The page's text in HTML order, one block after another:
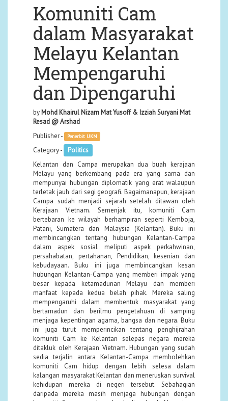
Komuniti Cam
dalam Masyarakat
Melayu Kelantan
Mempengaruhi
dan Dipengaruhi
by Mohd Khairul Nizam Mat Yusoff & Izziah Suryani Mat
Resad @ Arshad
Publisher -
Penerbit UKM
Category -
Politics
Kelantan dan Campa merupakan dua buah kerajaan
Melayu yang berkembang pada era yang sama dan
mempunyai hubungan diplomatik yang erat walaupun
terletak jauh dari segi geografi. Bagaimanapun, kerajaan
Campa sudah menjadi sejarah setelah ditawan oleh
Kerajaan Vietnam. Semenjak itu, komuniti Cam
bertebaran ke wilayah berhampiran seperti Kemboja,
Patani, Sumatera dan Malaysia (Kelantan). Buku ini
membincangkan tentang hubungan Kelantan-Campa
dalam aspek sosial meliputi aspek perkahwinan,
persahabatan, pertahanan, Pendidikan, kesenian dan
kebudayaan. Buku ini juga membincangkan kesan
hubungan Kelantan-Campa yang memberi impak yang
besar kepada ketamadunan Melayu dan memberi
manfaat kepada kedua belah pihak. Mereka saling
mempengaruhi dalam membentuk masyarakat yang
bertamadun dan berilmu pengetahuan di samping
menjaga kepentingan agama, bangsa dan negara. Buku
ini juga turut memperincikan tentang penghijrahan
komuniti Cam ke Kelantan selepas negara mereka
ditakluk oleh Kerajaan Vietnam. Hubungan yang sudah
sedia terjalin antara Kelantan-Campa membolehkan
komuniti Cam hidup dengan lebih selesa dalam
kalangan masyarakat Kelantan dan meneruskan survival
kehidupan mereka di negeri tersebut. Sebahagian
daripada mereka masih menjaga hubungan dengan